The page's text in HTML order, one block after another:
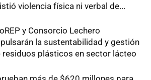
violencia física ni verbal de...
y Consorcio Lechero
la sustentabilidad y gestión
residuos plásticos en sector lácteo